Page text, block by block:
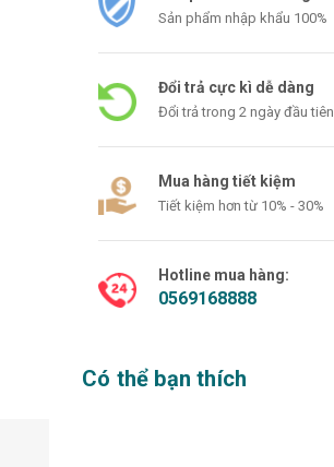
Sản phẩm nhập khẩu 100%
Đổi trả cực kì dễ dàng
Đổi trả trong 2 ngày đầu tiên
Mua hàng tiết kiệm
Tiết kiệm hơn từ 10% - 30%
Hotline mua hàng:
0569168888
Có thể bạn thích